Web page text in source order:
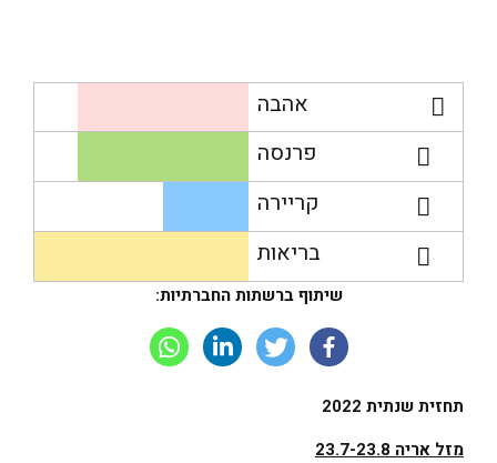
אהבה
פרנסה
קריירה
בריאות
שיתוף ברשתות החברתיות:
תחזית שנתית 2022
מזל אריה 23.7-23.8